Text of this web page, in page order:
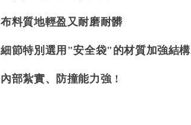
布料質地輕盈又耐磨耐髒
細節特別選用"安全袋"的材質加強結構
內部紮實、防撞能力強 !